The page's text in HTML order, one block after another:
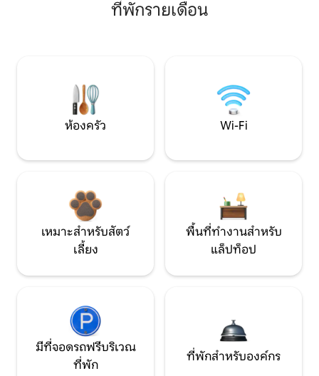
ที่พักรายเดือน
ห้องครัว Wi-Fi
เหมาะสำหรับสัตว์
เลี้ยง
พื้นที่ทำงานสำหรับ
แล็ปท็อป
มีที่จอดรถฟรีบริเวณ
ที่พัก
ที่พักสำหรับองค์กร